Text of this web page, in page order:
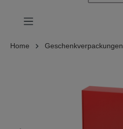
Home Geschenkverpackungen